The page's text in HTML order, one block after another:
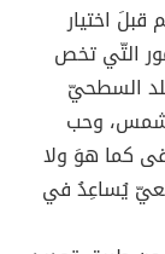
اختيار
التّي تخص
السطحيّ
وحب
كما هوَ ولا
يُساعِدُ في